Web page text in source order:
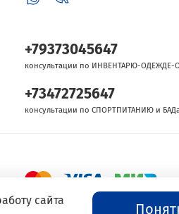
+79373045647
консультации по ИНВЕНТАРЮ-ОДЕЖДЕ-
+73472725647
консультации по СПОРТПИТАНИЮ и
сайта